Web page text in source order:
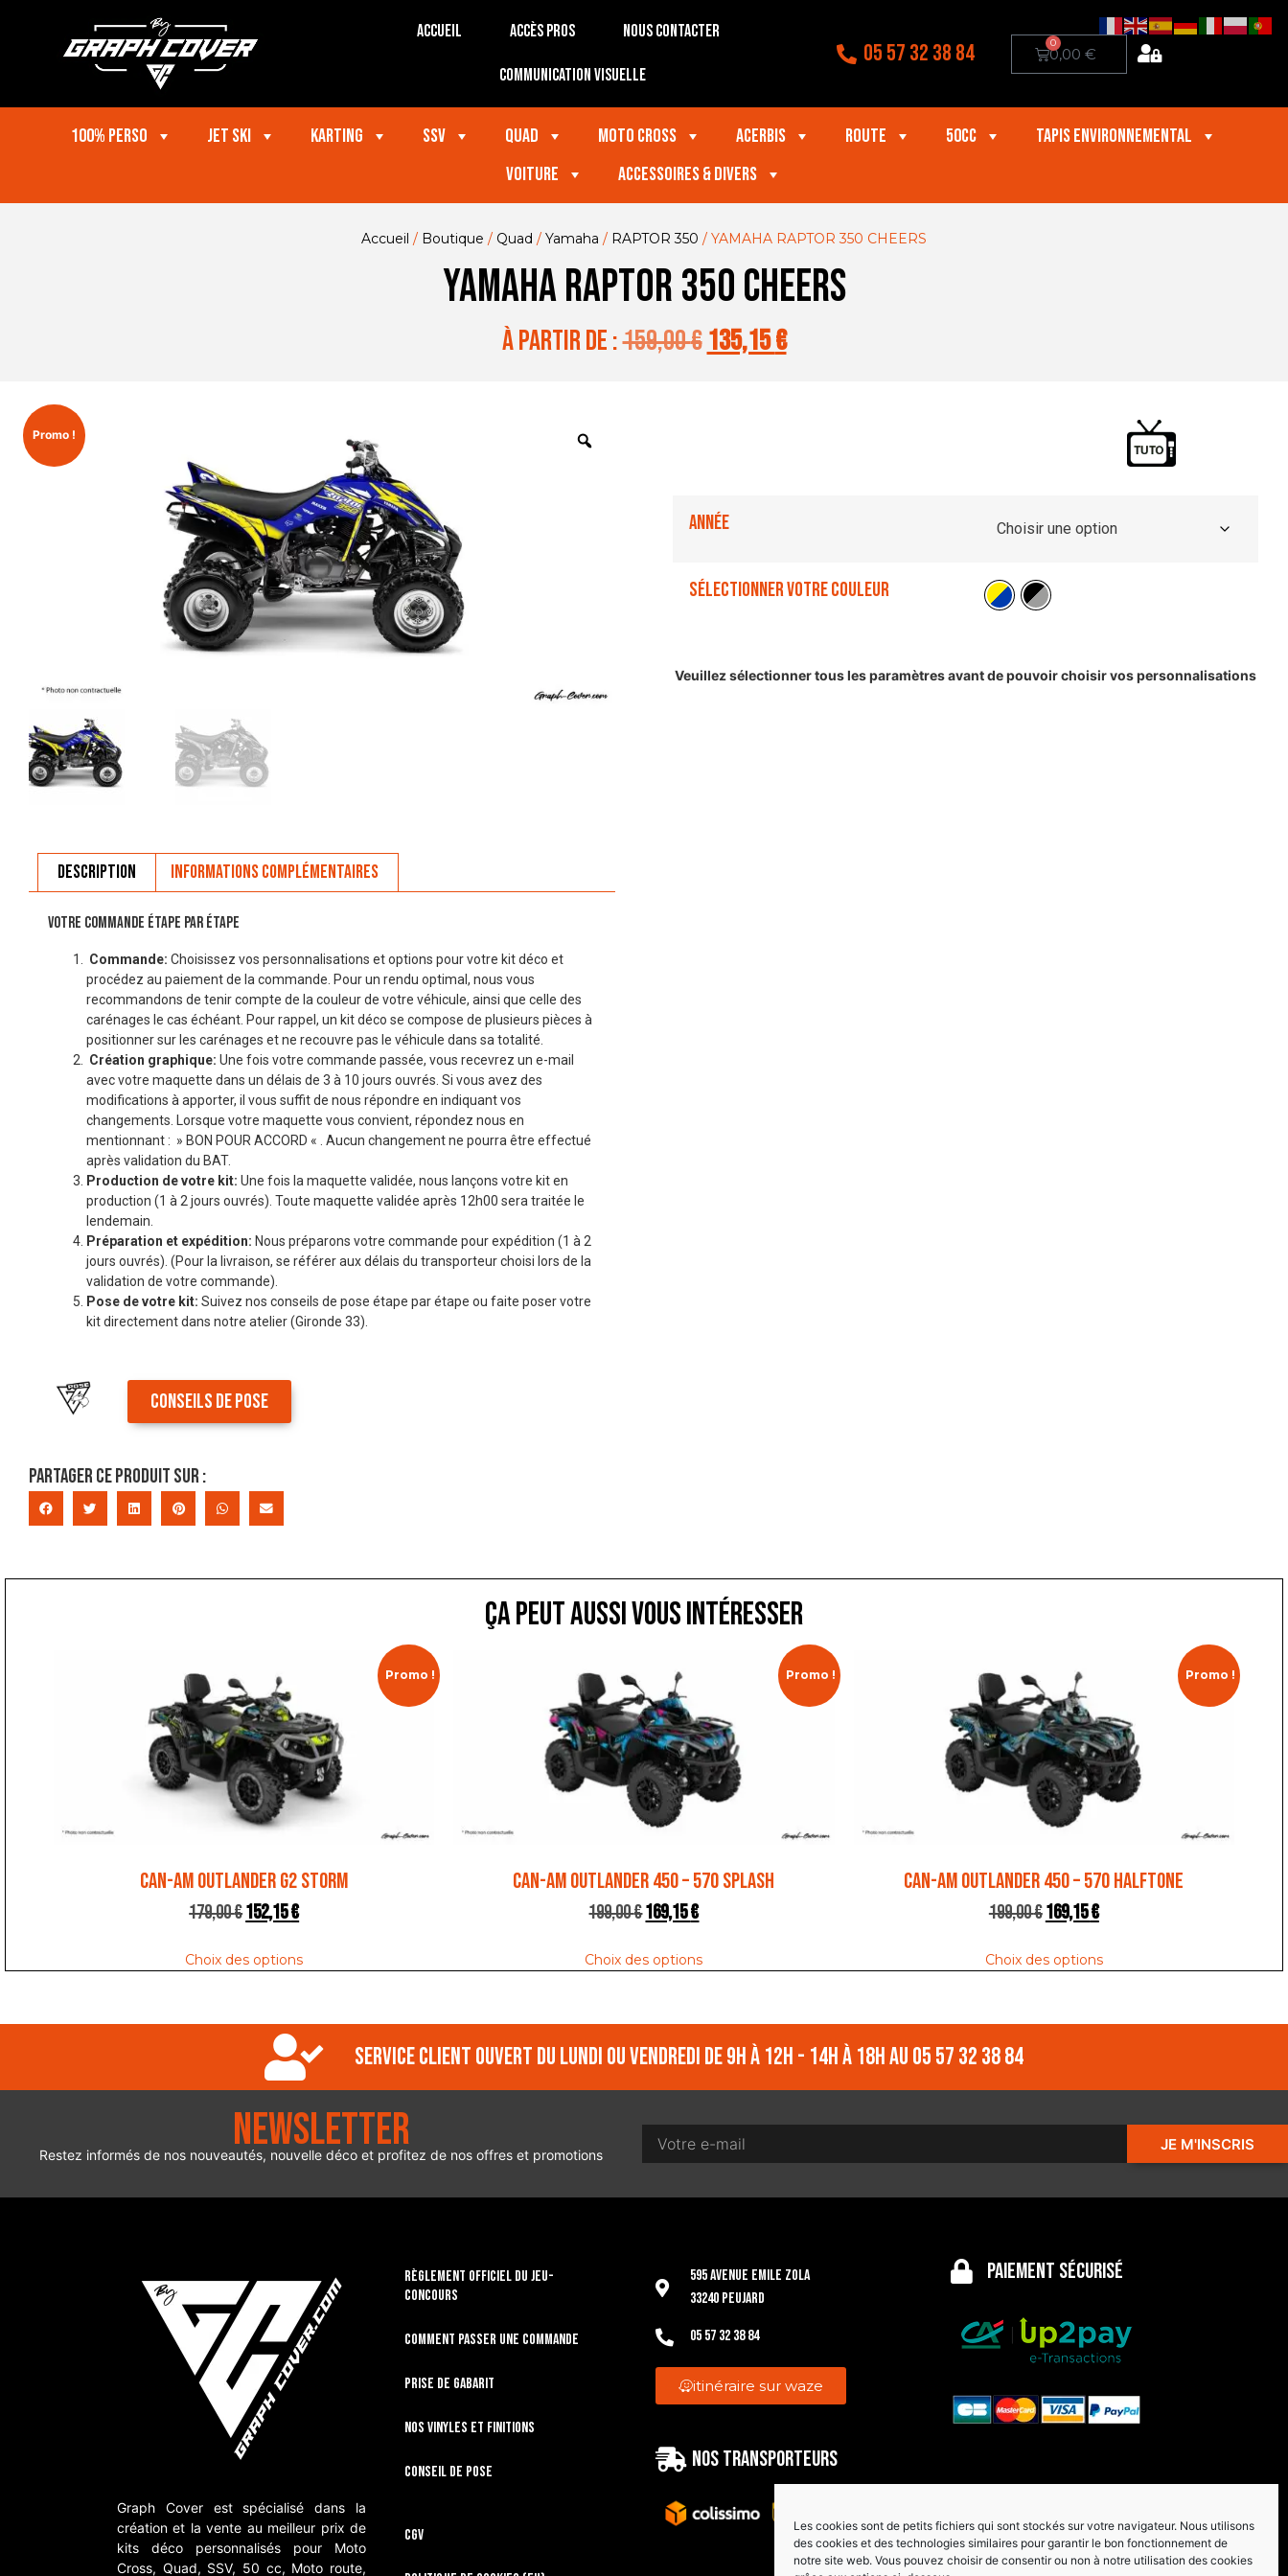
Les cookies sont de petits fichiers qui sont stockés sur votre navigateur. Nous utilisons
des cookies et des technologies similaires pour garantir le bon fonctionnement de
notre site web. Vous pouvez choisir de consentir ou non à notre utilisation des cookies
Accueil Accès Pros Nous contacter
Communication visuelle
05 57 32 38 84 0,00 €
0
100% perso Jet ski Karting SSV Quad Moto Cross Acerbis Route 50cc
Tapis Environnemental
VOITURE
Accessoires & divers
Accueil / Boutique / Quad / Yamaha / RAPTOR 350 / YAMAHA RAPTOR 350 CHEERS
YAMAHA RAPTOR 350 CHEERS
à partir de :159,00€ 135,15€
Promo !
Description Informations complémentaires
VOTRE COMMANDE ÉTAPE PAR ÉTAPE
Commande: Choisissez vos personnalisations et options pour votre kit déco et
procédez au paiement de la commande. Pour un rendu optimal, nous vous
recommandons de tenir compte de la couleur de votre véhicule, ainsi que celle des
carénages le cas échéant. Pour rappel, un kit déco se compose de plusieurs pièces à
positionner sur les carénages et ne recouvre pas le véhicule dans sa totalité.
Création graphique: Une fois votre commande passée, vous recevrez un e-mail
avec votre maquette dans un délais de 3 à 10 jours ouvrés. Si vous avez des
modifications à apporter, il vous suffit de nous répondre en indiquant vos
changements. Lorsque votre maquette vous convient, répondez nous en
mentionnant : » BON POUR ACCORD « . Aucun changement ne pourra être effectué
après validation du BAT.
Production de votre kit: Une fois la maquette validée, nous lançons votre kit en
production (1 à 2 jours ouvrés). Toute maquette validée après 12h00 sera traitée le
lendemain.
Préparation et expédition: Nous préparons votre commande pour expédition (1 à 2
jours ouvrés). (Pour la livraison, se référer aux délais du transporteur choisi lors de la
validation de votre commande).
Pose de votre kit: Suivez nos conseils de pose étape par étape ou faite poser votre
kit directement dans notre atelier (Gironde 33).
CONSEILS DE POSE
Partager ce produit sur :
Année
Sélectionner votre couleur
Veuillez sélectionner tous les paramètres avant de pouvoir choisir vos personnalisations
ça peut aussi vous intéresser
Promo !
CAN-AM OUTLANDER G2 STORM
179,00€152,15€
Choix des options
Promo !
CAN-AM OUTLANDER 450 – 570 SPLASH
199,00€169,15€
Choix des options
Promo !
CAN-AM OUTLANDER 450 – 570 HALFTONE
199,00€169,15€
Choix des options
Service client ouvert du lundi ou vendredi de 9h à 12h - 14h à 18h au 05 57 32 38 84
Newsletter
Restez informés de nos nouveautés, nouvelle déco et profitez de nos offres et promotions
JE M'INSCRIS
Graph Cover est spécialisé dans la
création et la vente au meilleur prix de
kits déco personnalisés pour Moto
Cross, Quad, SSV, 50 cc, Moto route,
RÈGLEMENT OFFICIEL DU JEU-
CONCOURS
Comment passer une commande
Prise de gabarit
Nos vinyles et finitions
Conseil de pose
CGV
595 Avenue Emile Zola
33240 Peujard
05 57 32 38 84
itinéraire sur waze
Nos transporteurs
Paiement sécurisé